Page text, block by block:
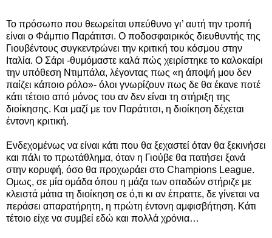
Το πρόσωπο που θεωρείται υπεύθυνο γι’ αυτή την τροπή
είναι ο Φάμπιο Παράτιτσι. Ο ποδοσφαιρικός διευθυντής της
Γιουβέντους συγκεντρώνει την κριτική του κόσμου στην
Ιταλία. Ο Σάρι -θυμόμαστε καλά πώς χειρίστηκε το καλοκαίρι
την υπόθεση Ντιμπάλα, λέγοντας πως «η άποψή μου δεν
παίζει κάποιο ρόλο»- όλοι γνωρίζουν πως δε θα έκανε ποτέ
κάτι τέτοιο από μόνος του αν δεν είναι τη στήριξη της
διοίκησης. Και μαζί με τον Παράτιτσι, η διοίκηση δέχεται
έντονη κριτική.
Ενδεχομένως να είναι κάτι που θα ξεχαστεί όταν θα ξεκινήσει
και πάλι το πρωτάθλημα, όταν η Γιούβε θα πατήσει ξανά
στην κορυφή, όσο θα προχωράει στο Champions League.
Ομως, σε μία ομάδα όπου η μάζα των οπαδών στήριζε με
κλειστά μάτια τη διοίκηση σε ό,τι κι αν έπραττε, δε γίνεται να
περάσει απαρατήρητη, η πρώτη έντονη αμφισβήτηση. Κάτι
τέτοιο είχε να συμβεί εδώ και πολλά χρόνια…